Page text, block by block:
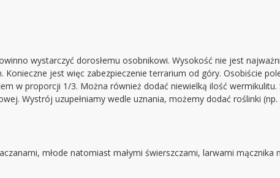
wystarczyć dorosłemu osobnikowi. Wysokość nie jest
jest więc zabezpieczenie terrarium od góry. Osobiście
w proporcji 1/3. Można również dodać niewielką ilość
Wystrój uzupełniamy wedle uznania, możemy dodać roślinki (np.
młode natomiast małymi świerszczami, larwami mącznika